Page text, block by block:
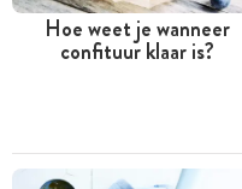
Hoe weet je wanneer
confituur klaar is?